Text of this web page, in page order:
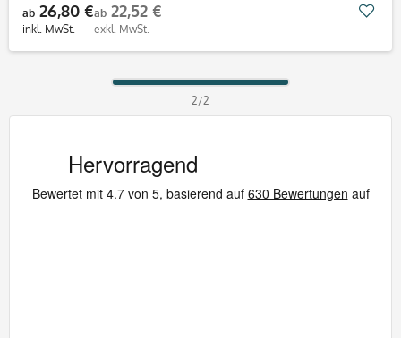
ab 26,80 €
inkl. MwSt.
ab 22,52 €
exkl. MwSt.
2/2